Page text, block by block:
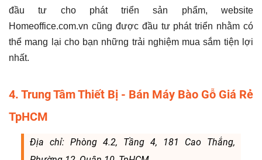
đầu tư cho phát triển sản phẩm, website
Homeoffice.com.vn cũng được đầu tư phát triển nhằm có
thể mang lại cho bạn những trải nghiệm mua sắm tiện lợi
nhất.
4. Trung Tâm Thiết Bị - Bán Máy Bào Gỗ Giá Rẻ
TpHCM
Địa chỉ: Phòng 4.2, Tầng 4, 181 Cao Thắng,